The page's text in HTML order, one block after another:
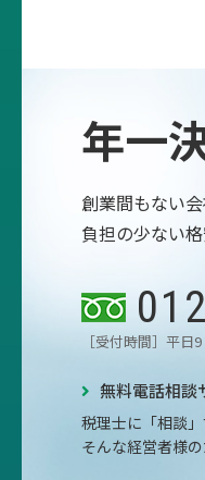
年一
創業間もない
負担の少ない
［受付時間］平
無料電話相談
税理士に「相談
そんな経営者様